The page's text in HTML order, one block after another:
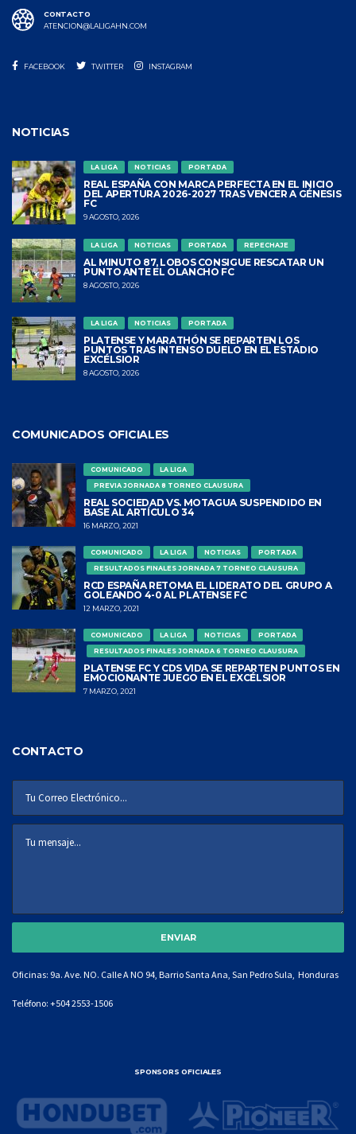
CONTACTO
ATENCION@LALIGAHN.COM
FACEBOOK TWITTER INSTAGRAM
NOTICIAS
LA LIGA NOTICIAS PORTADA
REAL ESPAÑA CON MARCA PERFECTA EN EL INICIO
DEL APERTURA 2026-2027 TRAS VENCER A GÉNESIS
FC
9 AGOSTO, 2026
LA LIGA NOTICIAS PORTADA REPECHAJE
AL MINUTO 87, LOBOS CONSIGUE RESCATAR UN
PUNTO ANTE EL OLANCHO FC
8 AGOSTO, 2026
LA LIGA NOTICIAS PORTADA
PLATENSE Y MARATHÓN SE REPARTEN LOS
PUNTOS TRAS INTENSO DUELO EN EL ESTADIO
EXCÉLSIOR
8 AGOSTO, 2026
COMUNICADOS OFICIALES
COMUNICADO
LA LIGA
PREVIA JORNADA 8 TORNEO CLAUSURA
REAL SOCIEDAD VS. MOTAGUA SUSPENDIDO EN
BASE AL ARTÍCULO 34
16 MARZO, 2021
COMUNICADO LA LIGA NOTICIAS
PORTADA
RESULTADOS FINALES JORNADA 7 TORNEO CLAUSURA
RCD ESPAÑA RETOMA EL LIDERATO DEL GRUPO A
GOLEANDO 4-0 AL PLATENSE FC
12 MARZO, 2021
COMUNICADO LA LIGA NOTICIAS
PORTADA
RESULTADOS FINALES JORNADA 6 TORNEO CLAUSURA
PLATENSE FC Y CDS VIDA SE REPARTEN PUNTOS EN
EMOCIONANTE JUEGO EN EL EXCÉLSIOR
7 MARZO, 2021
CONTACTO
Oficinas: 9a. Ave. NO. Calle A NO 94, Barrio Santa Ana, San Pedro Sula, Honduras
Teléfono: +504 2553-1506
SPONSORS OFICIALES